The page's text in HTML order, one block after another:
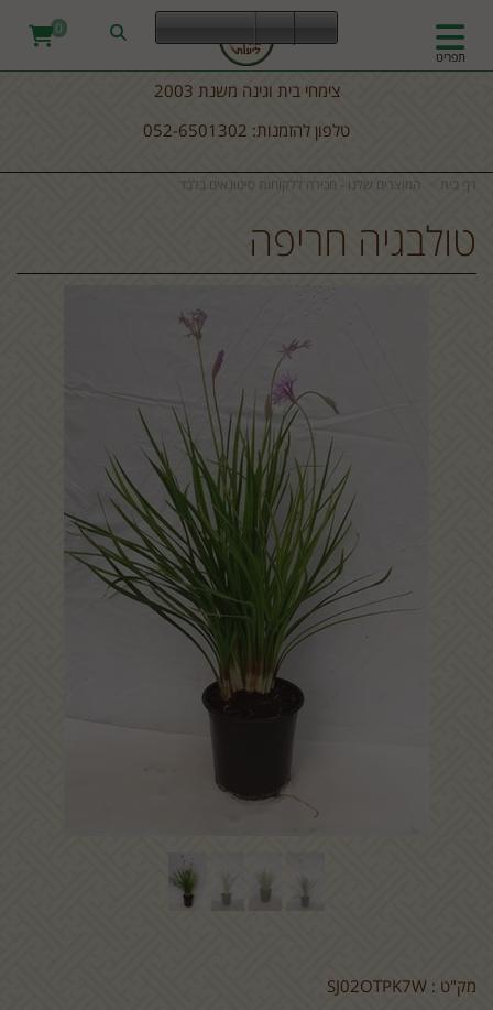
צימחי בית וגינה משנת 2003
טלפון להזמנות: 052-6501302
תפריט
0
דף בית המוצרים שלנו - מכירה ללקוחות סיטונאים בלבד
טולבגיה חריפה
מק"ט : SJ02OTPK7W